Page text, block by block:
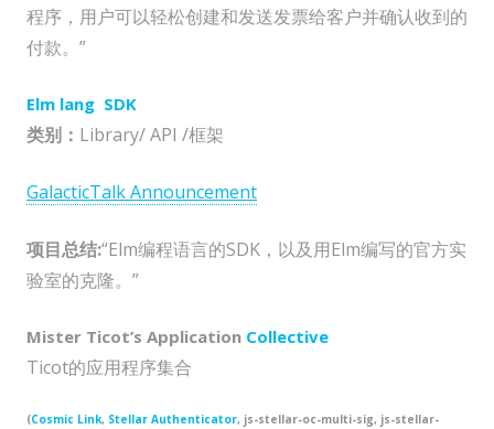
程序，用户可以轻松创建和发送发票给客户并确认收到的
付款。”
Elm lang SDK
类别： Library/ API /框架
GalacticTalk Announcement
项目总结:“Elm编程语言的SDK，以及用Elm编写的官方实
验室的克隆。”
Mister Ticot’s Application Collective
Ticot的应用程序集合
(Cosmic Link, Stellar Authenticator, js-stellar-oc-multi-sig, js-stellar-